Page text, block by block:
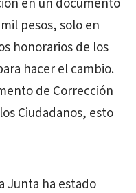
en un documento
pesos, solo en
honorarios de los
hacer el cambio.
de Corrección
Ciudadanos, esto
Junta ha estado